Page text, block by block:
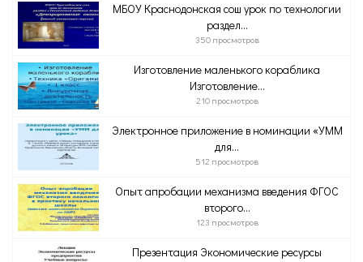
МБОУ Краснодонская сош урок по технологии
раздел...
350 просмотров
Изготовление маленького кораблика
Изготовление...
210 просмотров
Электронное приложение в номинации «УММ
для...
512 просмотров
Опыт апробации механизма введения ФГОС
второго...
123 просмотров
Презентация Экономические ресурсы